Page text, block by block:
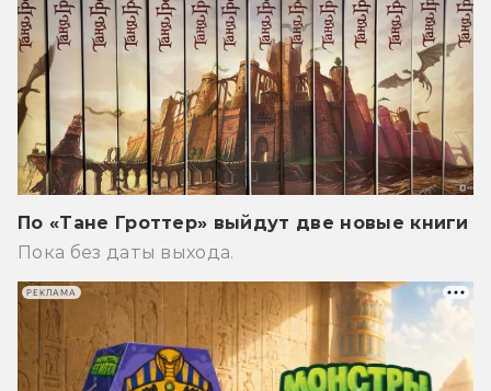
По «Тане Гроттер» выйдут две новые книги
Пока без даты выхода.
РЕКЛАМА